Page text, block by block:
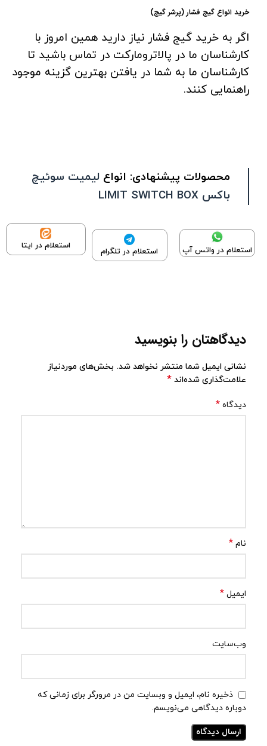
خرید انواع گیج فشار (پرشر گیج)
اگر به خرید گیج فشار نیاز دارید همین امروز با
کارشناسان ما در پالاترومارکت در تماس باشید تا
کارشناسان ما به شما در یافتن بهترین گزینه موجود
راهنمایی کنند.
محصولات پیشنهادی: انواع لیمیت سوئیچ
باکس LIMIT SWITCH BOX
استعلام در واتس آپ استعلام در تلگرام
استعلام در ایتا
دیدگاهتان را بنویسید
نشانی ایمیل شما منتشر نخواهد شد. بخش‌های موردنیاز
علامت‌گذاری شده‌اند *
دیدگاه *
نام *
ایمیل *
وب‌سایت
ذخیره نام، ایمیل و وبسایت من در مرورگر برای زمانی که
دوباره دیدگاهی می‌نویسم.